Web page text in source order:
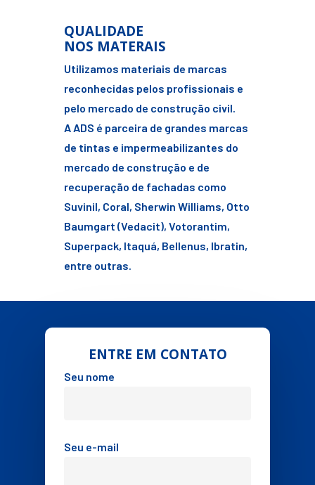
QUALIDADE
NOS MATERAIS
Utilizamos materiais de marcas
reconhecidas pelos profissionais e
pelo mercado de construção civil.
A ADS é parceira de grandes marcas
de tintas e impermeabilizantes do
mercado de construção e de
recuperação de fachadas como
Suvinil, Coral, Sherwin Williams, Otto
Baumgart (Vedacit), Votorantim,
Superpack, Itaquá, Bellenus, Ibratin,
entre outras.
ENTRE EM CONTATO
Seu nome
Seu e-mail